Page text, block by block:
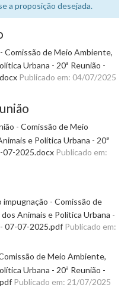
a proposição desejada.
Comissão de Meio Ambiente,
Urbana - 20ª Reunião -
Publicado em: 04/07/2025
- Comissão de Meio
e Política Urbana - 20ª
07-2025.docx Publicado em:
- Comissão de
Animais e Política Urbana -
07-07-2025.pdf Publicado em:
de Meio Ambiente,
Urbana - 20ª Reunião -
Publicado em: 21/07/2025